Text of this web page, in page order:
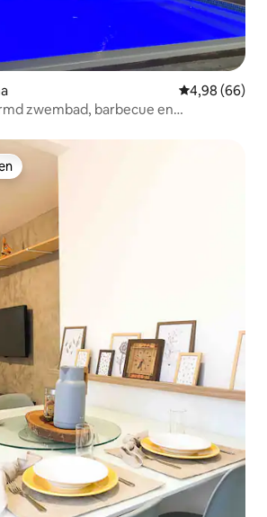
Gemiddelde
4,98 (66)
zwembad, barbecue en